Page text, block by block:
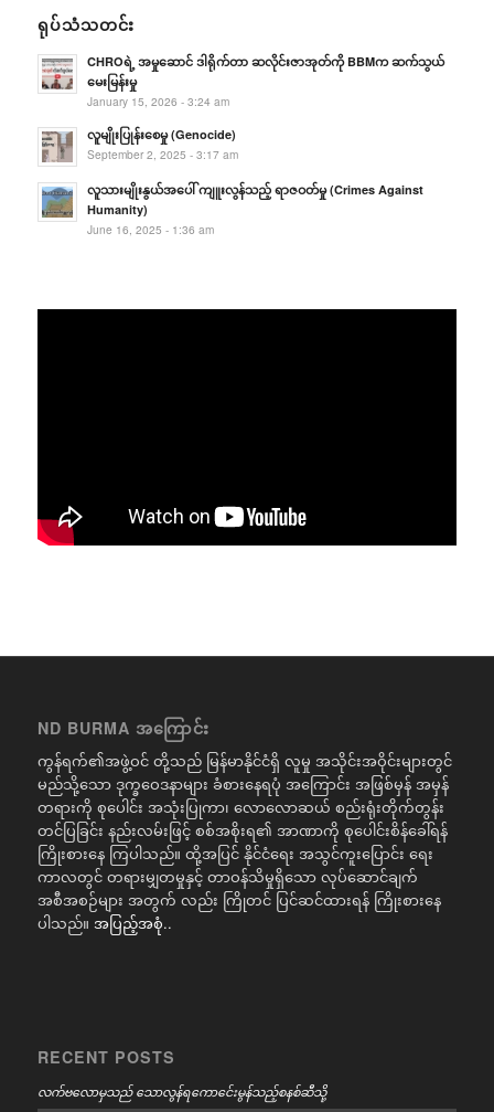
ရုပ်သံသတင်း
CHROရဲ့ အမှုဆောင် ဒါရိုက်တာ ဆလိုင်းဇာအုတ်ကို BBMက ဆက်သွယ်
မေးမြန်းမှု
January 15, 2026 - 3:24 am
လူမျိုးပြုန်းစေမှု (Genocide)
September 2, 2025 - 3:17 am
လူသားမျိုးနွယ်အပေါ် ကျူးလွန်သည့် ရာဇဝတ်မှု (Crimes Against
Humanity)
June 16, 2025 - 1:36 am
ND BURMA အကြောင်း
ကွန်ရက်၏အဖွဲ့ဝင် တို့သည် မြန်မာနိုင်ငံရှိ လူမှု အသိုင်းအဝိုင်းများတွင်
မည်သို့သော ဒုက္ခဝေဒနာများ ခံစားနေရပုံ အကြောင်း အဖြစ်မှန် အမှန်
တရားကို စုပေါင်း အသုံးပြုကာ၊ လောလောဆယ် စည်းရုံးတိုက်တွန်း
တင်ပြခြင်း နည်းလမ်းဖြင့် စစ်အစိုးရ၏ အာဏာကို စုပေါင်းစိန်ခေါ်ရန်
ကြိုးစားနေ ကြပါသည်။ ထို့အပြင် နိုင်ငံရေး အသွင်ကူးပြောင်း ရေး
ကာလတွင် တရားမျှတမှုနှင့် တာဝန်သိမှုရှိသော လုပ်ဆောင်ချက်
အစီအစဉ်များ အတွက် လည်း ကြိုတင် ပြင်ဆင်ထားရန် ကြိုးစားနေ
ပါသည်။ အပြည့်အစုံ..
RECENT POSTS
လက်ဗလောမှသည် သောလွန်ရကောင်ေးမွန်သည့်စနစ်ဆီသို့